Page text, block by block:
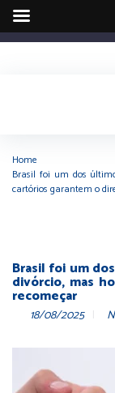
Home
Brasil foi um dos
cartórios garantem o
Brasil foi um
divórcio, mas
recomeçar
18/08/2025